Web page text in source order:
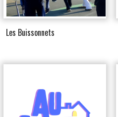
Les Buissonnets